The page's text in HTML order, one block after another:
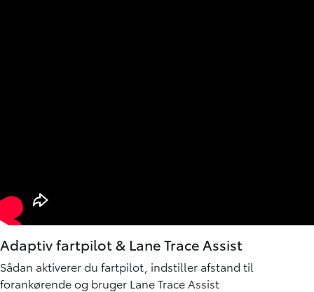
Adaptiv fartpilot & Lane Trace Assist
Sådan aktiverer du fartpilot, indstiller afstand til
forankørende og bruger Lane Trace Assist